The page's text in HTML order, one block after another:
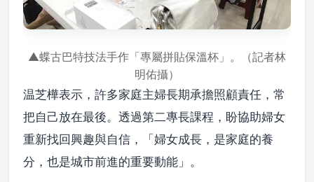
▲蝶古巴特技法手作「專屬拼貼保溫杯」。（記者林
明佑攝）
温芝樺表示，許多家庭主婦長期承擔照顧責任，常
把自己放在最後。透過第二專長課程，盼協助婦女
重新找回興趣與自信，「婦女成長，是家庭的養
分，也是城市前進的重要動能」。